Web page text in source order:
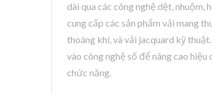
dài qua các công nghệ dệt, nhuộm,
cung cấp các sản phẩm vải mang
thoáng khí, và vải jacquard kỹ
vào công nghệ số để nâng cao
chức năng.